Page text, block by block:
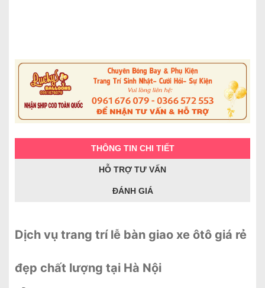
THÔNG TIN CHI TIẾT
HỖ TRỢ TƯ VẤN
ĐÁNH GIÁ
Dịch vụ trang trí lễ bàn giao xe ôtô giá rẻ
đẹp chất lượng tại Hà Nội